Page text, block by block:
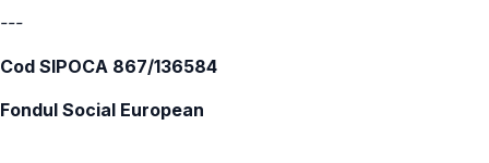
---
Cod SIPOCA 867/136584
Fondul Social European